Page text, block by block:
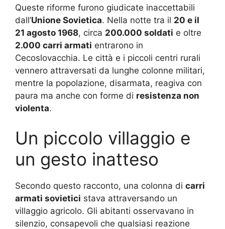
Queste riforme furono giudicate inaccettabili
dall’Unione Sovietica. Nella notte tra il 20 e il
21 agosto 1968, circa 200.000 soldati e oltre
2.000 carri armati entrarono in
Cecoslovacchia. Le città e i piccoli centri rurali
vennero attraversati da lunghe colonne militari,
mentre la popolazione, disarmata, reagiva con
paura ma anche con forme di resistenza non
violenta.
Un piccolo villaggio e
un gesto inatteso
Secondo questo racconto, una colonna di carri
armati sovietici stava attraversando un
villaggio agricolo. Gli abitanti osservavano in
silenzio, consapevoli che qualsiasi reazione